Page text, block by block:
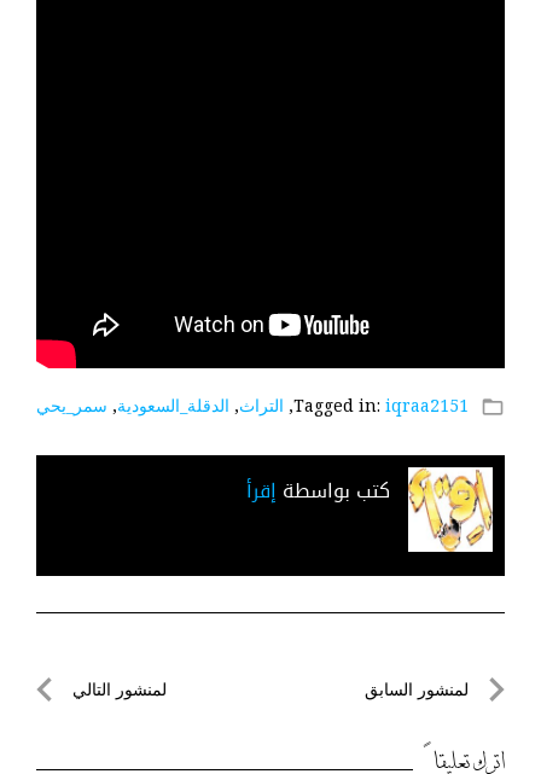
folder_open
Tagged in: iqraa2151
, التراث, الدقلة_السعودية, سمر_يحي
كتب بواسطة إقرأ
تصفّحلمنشور السابق
السابق
لمنشور التالي
اترك تعليقاً